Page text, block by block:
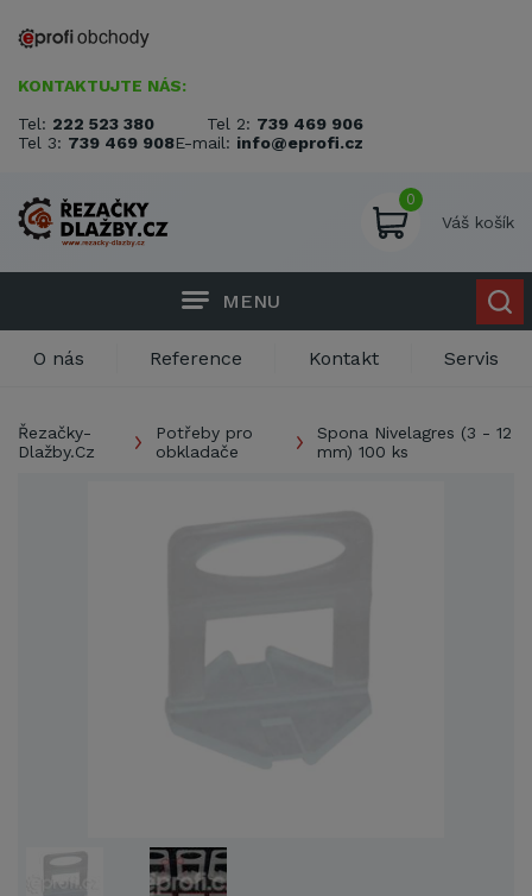
KONTAKTUJTE NÁS:
Tel: 222 523 380 Tel 2: 739 469 906
Tel 3: 739 469 908E-mail: info@eprofi.cz
0
Váš košík
MENU
O nás Reference Kontakt Servis
Řezačky-
Dlažby.Cz
Potřeby pro
obkladače
Spona Nivelagres (3 - 12
mm) 100 ks